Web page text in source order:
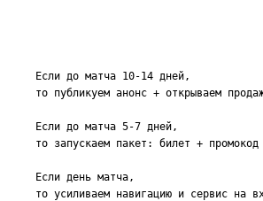
Если до матча 10-14 дней,
то публикуем анонс + открываем
Если до матча 5-7 дней,
то запускаем пакет: билет +
Если день матча,
то усиливаем навигацию и сервис на